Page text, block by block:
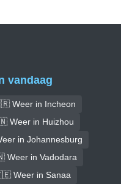
vandaag
Weer in Incheon
Weer in Huizhou
in Johannesburg
in Vadodara
Weer in Sanaa